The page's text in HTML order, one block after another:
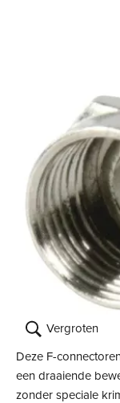
Vergroten
Deze F-
een draaiende
zonder speciale